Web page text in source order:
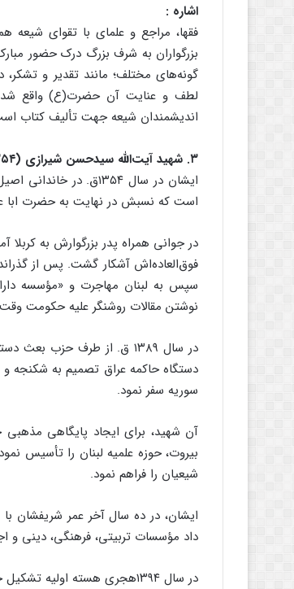
اشاره :
فقها، مراجع و علمای با تقوای شیعه
بزرگواران به شرف بزرگ درک حضور
گونه‌‌های مختلف؛ مانند تقدیر و
لطف و عنایت آن حضرت(ع) واقع
اندیشمندان شیعه جهت تألیف کتاب
۳. شهید آیت‌‌الله سیدحسن شیرازی (۱۳۵۴-۱۴۰۰ق.)
ایشان در سال ۱۳۵۴ق.
است که نسبش در نهایت به حضرت ابا
در جوانی همراه پدر بزرگوارش به
فوق‌‌العاده‌‌اش آشکار گشت. پس از
سپس به لبنان مهاجرت و «مؤسسه
نوشتن مقالات روشنگر علیه حکومت
در سال ۱۳۸۹ ق. از طرف حزب
دستگاه حاکمه عراق تصمیم به شکنجه و
سوریه سفر نمود.
آن شهید، برای ایجاد پایگاهی
بیروت، حوزه علمیه لبنان را تأسیس
شیعیان را فراهم نمود.
ایشان، در ده سال آخر عمر شریفشان با
داد مؤسسات تربیتی، فرهنگی، دینی و
در سال ۱۳۹۴هجری هسته